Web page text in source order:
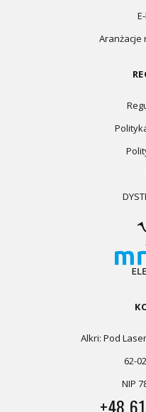
Aranżacje
Alkri: Pod
62-
NIP
+48